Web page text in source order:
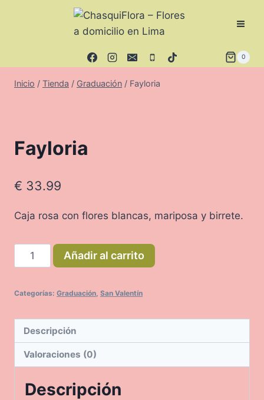
0
Inicio / Tienda / Graduación / Fayloria
Fayloria
€ 33.99
Caja rosa con flores blancas, mariposa y birrete.
Fayloria
cantidad
Añadir al carrito
Categorías: Graduación San Valentín
Descripción
Valoraciones (0)
Descripción